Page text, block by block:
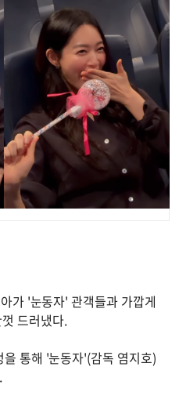
가 '눈동자' 관객들과 가깝게
드러냈다.
통해 '눈동자'(감독 염지호)